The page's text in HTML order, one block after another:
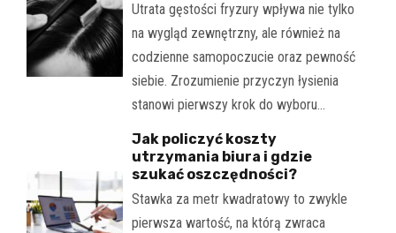
Utrata gęstości fryzury wpływa nie tylko
na wygląd zewnętrzny, ale również na
codzienne samopoczucie oraz pewność
siebie. Zrozumienie przyczyn łysienia
stanowi pierwszy krok do wyboru…
Jak policzyć koszty
utrzymania biura i gdzie
szukać oszczędności?
Stawka za metr kwadratowy to zwykle
pierwsza wartość, na którą zwraca